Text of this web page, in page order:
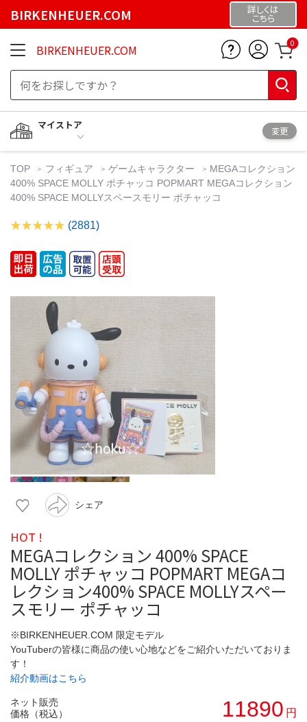
BIRKENHEUER.COM 詳しくは
こちら
BIRKENHEUER.COM 0
マイストア
変更
TOP フィギュア ゲームキャラクター
MEGAコレクション
400% SPACE MOLLY ポチャッコ POPMART MEGAコレクション
400% SPACE MOLLYスペースモリー ポチャッコ
(2881)
シェア
HOT !
MEGAコレクション 400% SPACE
MOLLY ポチャッコ POPMART MEGAコ
レクション400% SPACE MOLLYスペー
スモリー ポチャッコ
※BIRKENHEUER.COM 限定モデル
YouTuberの皆様に商品の使い心地などをご紹介いただいておりま
す！
紹介動画はこちら
ネット販売
価格（税込）
11890 円